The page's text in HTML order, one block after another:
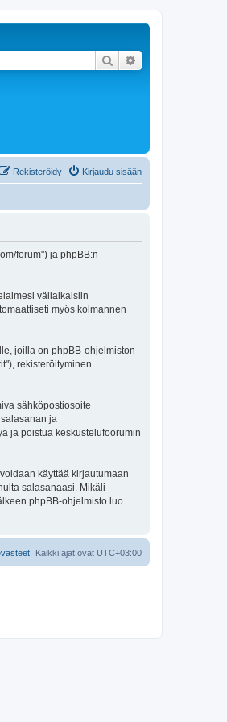
Etsi
Kirjaudu sisään
Rekisteröidy
forum") ja phpBB:n
väliaikaisiin
myös kolmannen
joilla on phpBB-ohjelmiston
rekisteröityminen
sähköpostiosoite
ja
ja poistua keskustelufoorumin
käyttää kirjautumaan
salasanaasi. Mikäli
phpBB-ohjelmisto luo
Kaikki ajat ovat UTC+03:00